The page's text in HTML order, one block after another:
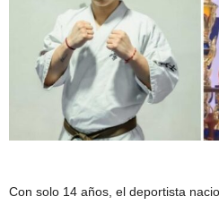
Con solo 14 años, el deportista